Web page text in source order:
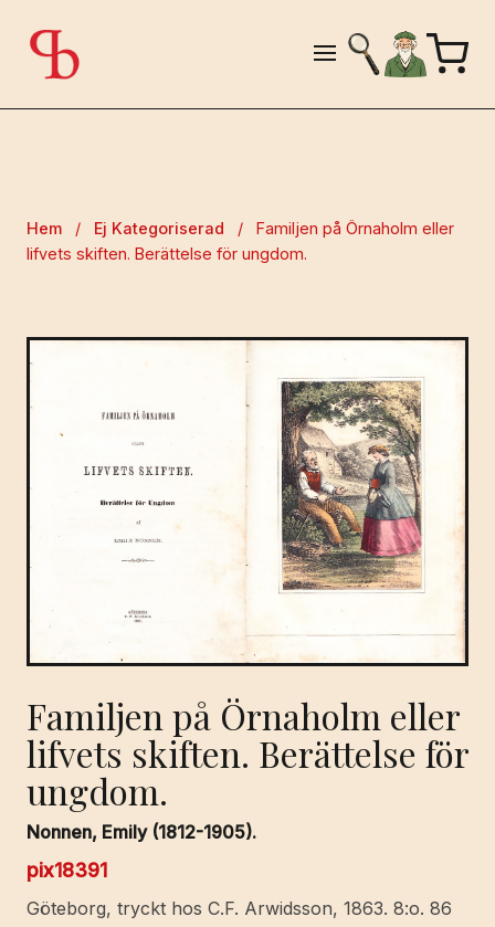
Hem / Ej Kategoriserad /
Familjen på Örnaholm eller
lifvets skiften. Berättelse för ungdom.
Familjen på Örnaholm eller
lifvets skiften. Berättelse för
ungdom.
Nonnen, Emily (1812-1905).
pix18391
Göteborg, tryckt hos C.F. Arwidsson, 1863. 8:o. 86